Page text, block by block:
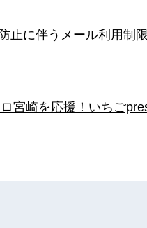
止に伴うメール利用制
宮崎を応援！いちご